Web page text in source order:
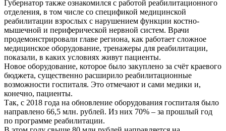
Губернатор также ознакомился с работой реабилитационного
отделения, в том числе со спецификой медицинской
реабилитации взрослых с нарушением функции костно-
мышечной и периферической нервной систем. Врачи
продемонстрировали главе региона, как работает сложное
медицинское оборудование, тренажеры для реабилитации,
показали, в каких условиях живут пациенты.
Новое оборудование, которое было закуплено за счёт краевого
бюджета, существенно расширило реабилитационные
возможности госпиталя. Это отмечают и сами медики и,
конечно, пациенты.
Так, с 2018 года на обновление оборудования госпиталя было
направлено 66,5 млн. рублей. Из них 70% – за прошлый год
по программе реабилитации.